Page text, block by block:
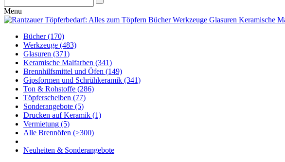
Menu
Bücher(170)
Werkzeuge (483)
Glasuren (371)
Keramische Malfarben (341)
Brennhilfsmittel und Öfen (149)
Gipsformen und Schrühkeramik (341)
Ton & Rohstoffe (286)
Töpferscheiben (77)
Sonderangebote (5)
Drucken auf Keramik (1)
Vermietung (5)
Alle Brennöfen (>300)
Neuheiten & Sonderangebote